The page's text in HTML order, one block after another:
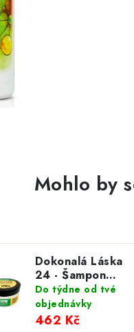
Mohlo by
Dokonalá Láska
24 - Šampon
alergie, svědění a
podpora hojení
100 ml
Do týdne od tvé
objednávky
462 Kč